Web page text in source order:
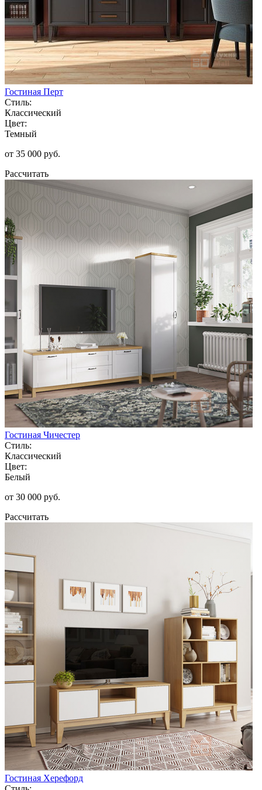
Гостиная Перт
Стиль:
Классический
Цвет:
Темный
от 35 000 руб.
Рассчитать
Гостиная Чичестер
Стиль:
Классический
Цвет:
Белый
от 30 000 руб.
Рассчитать
Гостиная Херефорд